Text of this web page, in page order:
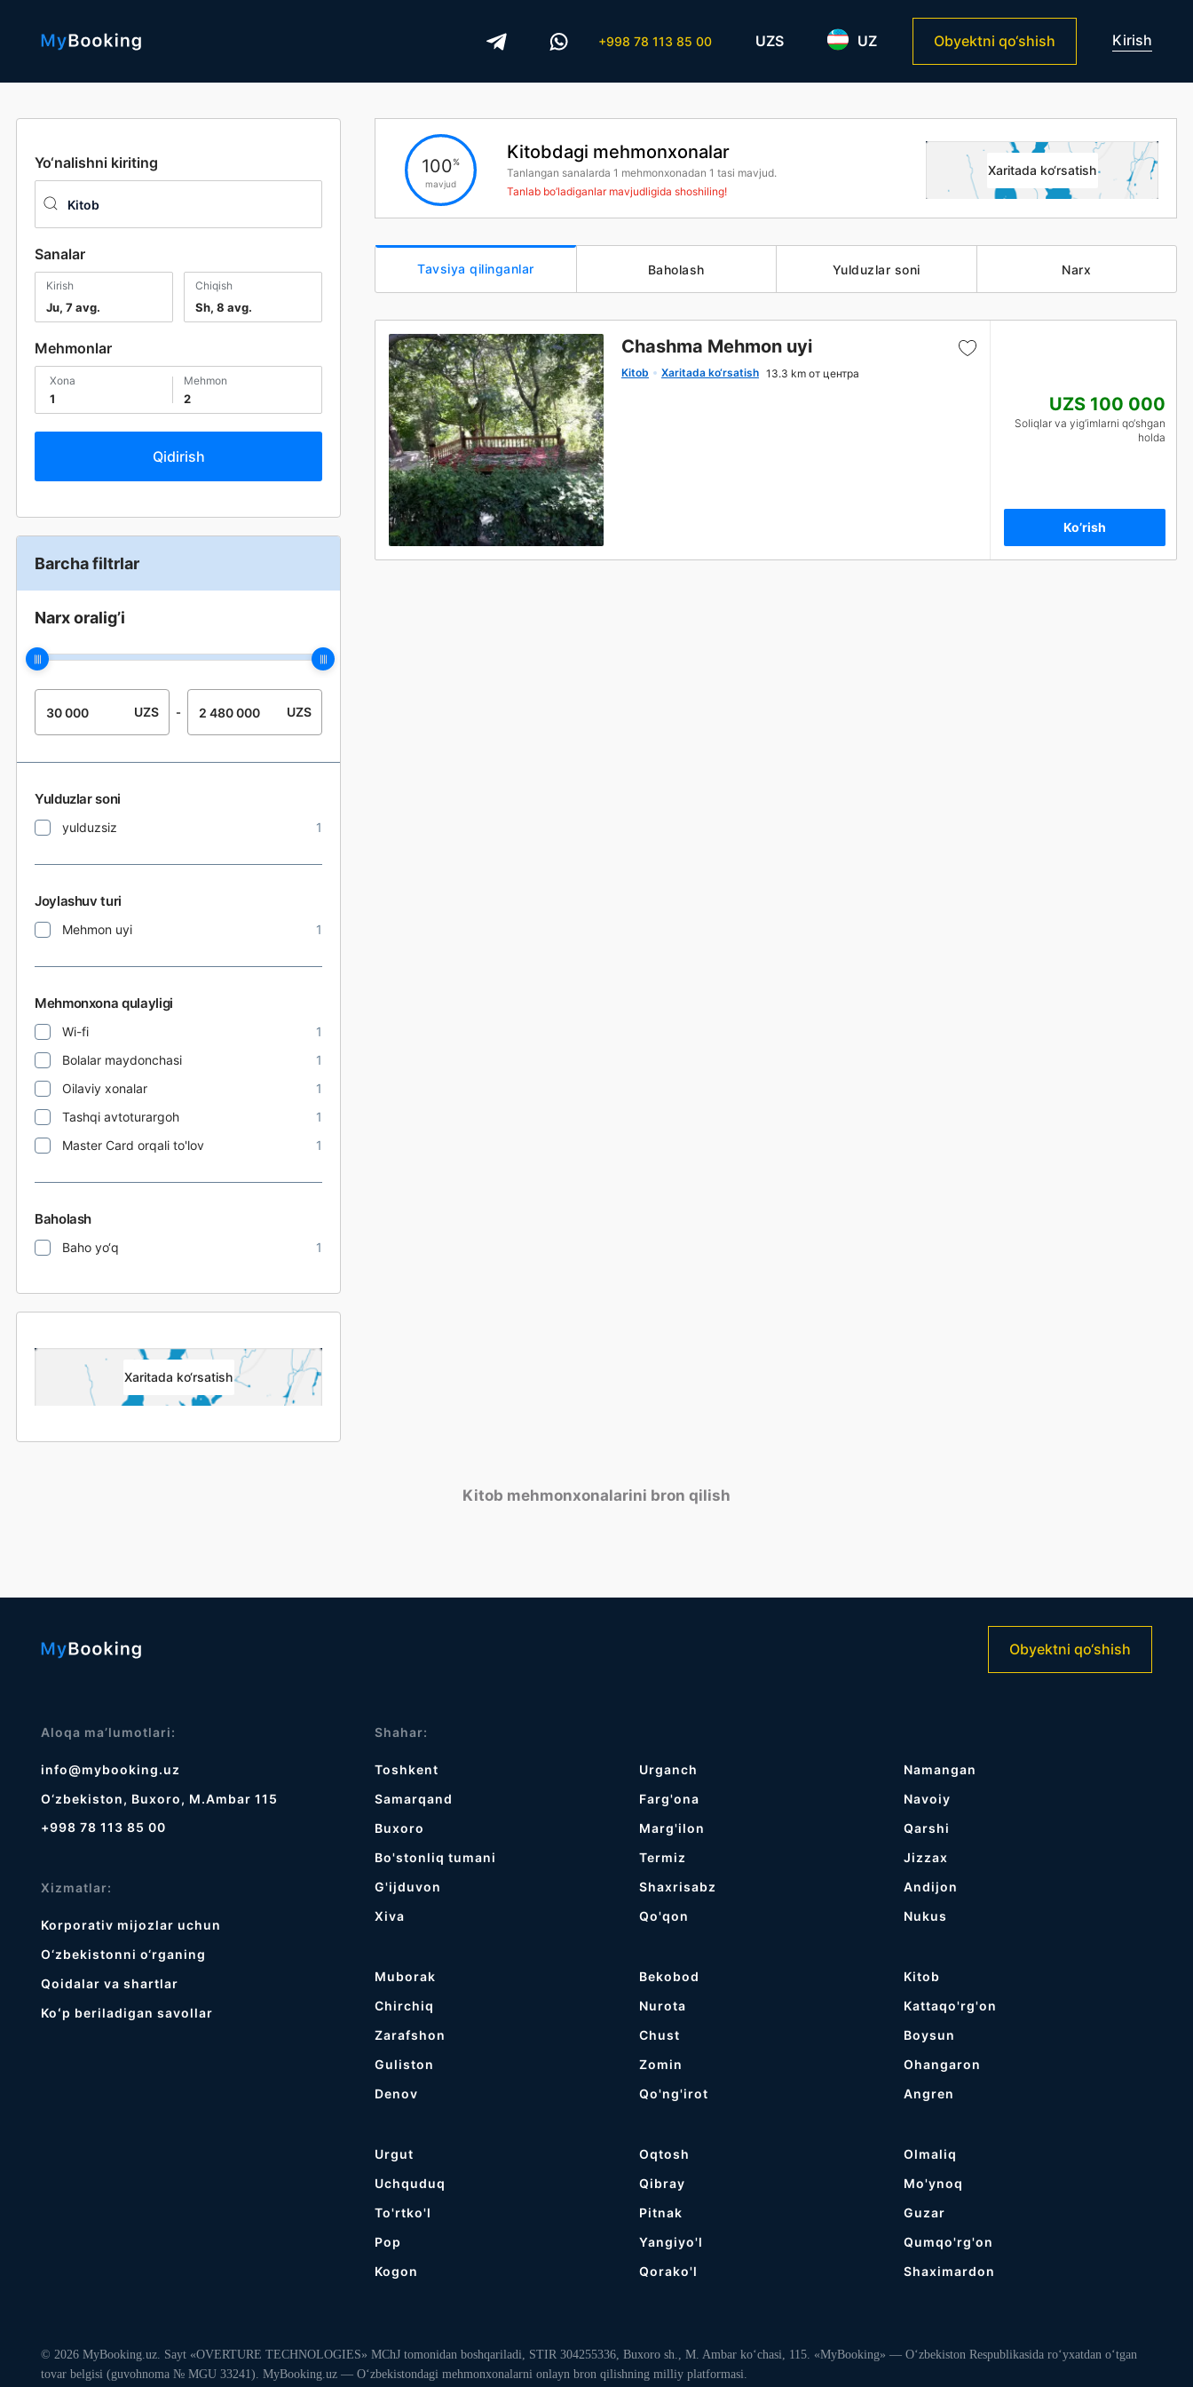
+998 78 113 85 00 UZS UZ Obyektni qo‘shish Kirish
Yo‘nalishni kiriting
Sanalar
Kirish
Ju, 7 avg.
Chiqish
Sh, 8 avg.
Mehmonlar
1
xona
2
mehmon
Barcha filtrlar
Narx oralig’i
UZS - UZS
Yulduzlar soni
yulduzsiz 1
Joylashuv turi
Mehmon uyi 1
Mehmonxona qulayligi
Wi-fi
1
Bolalar maydonchasi
1
Oilaviy xonalar
1
Tashqi avtoturargoh
1
Master Card orqali to'lov
1
Baholash
Baho yo‘q 1
Xaritada ko‘rsatish
100%
mavjud
Kitobdagi mehmonxonalar
Tanlangan sanalarda 1 mehmonxonadan 1 tasi mavjud.
Tanlab bo’ladiganlar mavjudligida shoshiling!
Xaritada ko‘rsatish
Tavsiya qilinganlar Baholash Yulduzlar soni Narx
Chashma Mehmon uyi
Kitob Xaritada ko‘rsatish 13.3 km от центра
UZS 100 000
Soliqlar va yig‘imlarni qo‘shgan
holda
Ko’rish
Kitob mehmonxonalarini bron qilish
Obyektni qo‘shish
Aloqa ma’lumotlari:
info@mybooking.uz
O‘zbekiston, Buxoro, M.Ambar 115
+998 78 113 85 00
Xizmatlar:
Korporativ mijozlar uchun
O‘zbekistonni o‘rganing
Qoidalar va shartlar
Koʻp beriladigan savollar
Shahar:
Toshkent
Samarqand
Buxoro
Bo'stonliq tumani
G'ijduvon
Хiva
Urganch
Farg'ona
Marg'ilon
Termiz
Shaxrisabz
Qo'qon
Namangan
Navoiy
Qarshi
Jizzax
Andijon
Nukus
Muborak
Chirchiq
Zarafshon
Guliston
Denov
Bekobod
Nurota
Chust
Zomin
Qo'ng'irot
Kitob
Kattaqo'rg'on
Boysun
Ohangaron
Angren
Urgut
Uchquduq
To'rtko'l
Pop
Kogon
Oqtosh
Qibray
Pitnak
Yangiyo'l
Qorako'l
Olmaliq
Mo'ynoq
Guzar
Qumqo'rg'on
Shaximardon
© 2026 MyBooking.uz. Sayt «OVERTURE TECHNOLOGIES» MChJ tomonidan boshqariladi, STIR 304255336, Buxoro sh., M. Ambar ko‘chasi, 115. «MyBooking» — O‘zbekiston Respublikasida ro‘yxatdan o‘tgan
tovar belgisi (guvohnoma № MGU 33241). MyBooking.uz — O‘zbekistondagi mehmonxonalarni onlayn bron qilishning milliy platformasi.